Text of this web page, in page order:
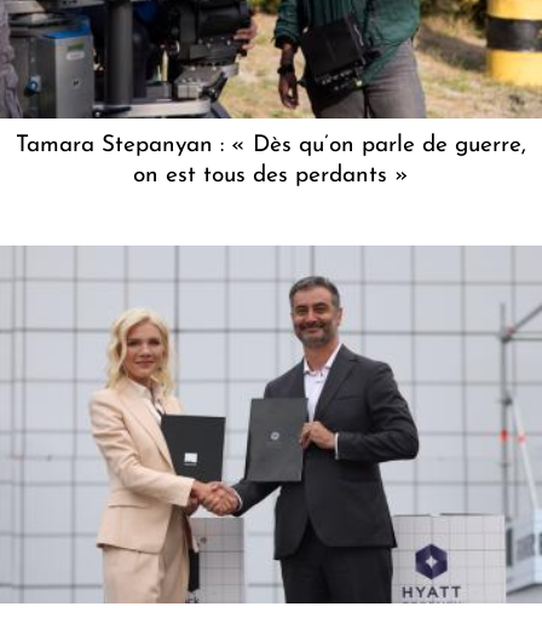
Tamara Stepanyan : « Dès qu’on parle de guerre,
on est tous des perdants »